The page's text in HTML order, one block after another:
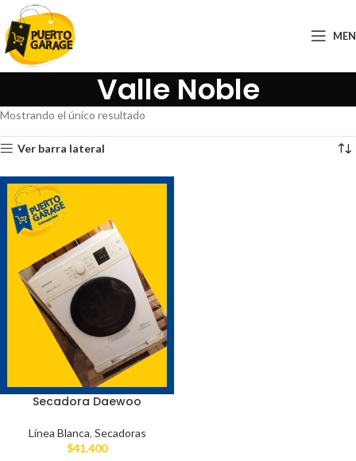
Valle Noble
Mostrando el único resultado
Ver barra lateral
Secadora Daewoo
Línea Blanca, Secadoras
$41.400